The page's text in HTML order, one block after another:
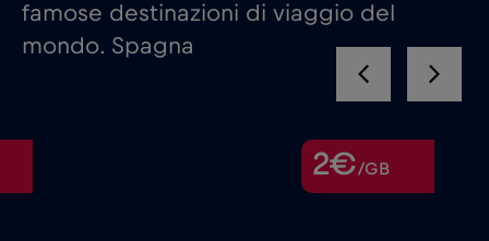
famose destinazioni di viaggio del
mondo. Spagna